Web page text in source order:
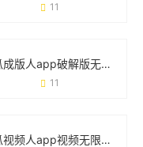
11
丝瓜成版人app破解版无限看污视频：你以为捡到宝，实际踩了雷？
11
丝瓜视频人app视频无限看网站官方版：一款让你“刷到停不下来”的神器？